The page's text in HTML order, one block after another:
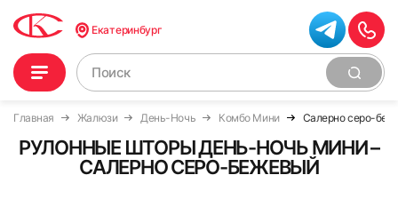
Екатеринбург
Главная Жалюзи День-Ночь Комбо Мини Салерно серо-
РУЛОННЫЕ ШТОРЫ ДЕНЬ-НОЧЬ МИНИ –
САЛЕРНО СЕРО-БЕЖЕВЫЙ